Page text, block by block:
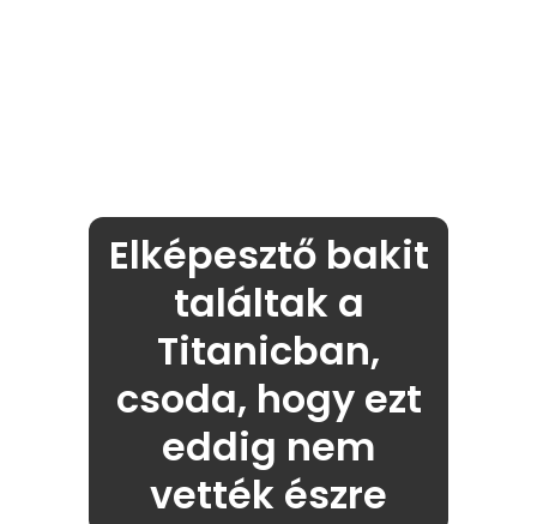
Elképesztő bakit
találtak a
Titanicban,
csoda, hogy ezt
eddig nem
vették észre